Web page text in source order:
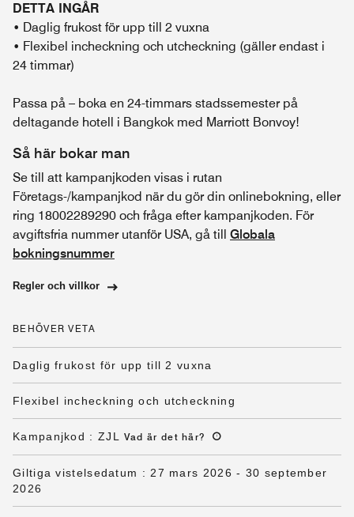
DETTA INGÅR
• Daglig frukost för upp till 2 vuxna
• Flexibel incheckning och utcheckning (gäller endast i
24 timmar)
Passa på – boka en 24-timmars stadssemester på
deltagande hotell i Bangkok med Marriott Bonvoy!
Så här bokar man
Se till att kampanjkoden visas i rutan
Företags-/kampanjkod när du gör din onlinebokning, eller
ring 18002289290 och fråga efter kampanjkoden. För
avgiftsfria nummer utanför USA, gå till Globala
bokningsnummer
Regler och villkor
BEHÖVER VETA
Daglig frukost för upp till 2 vuxna
Flexibel incheckning och utcheckning
Kampanjkod : ZJL Vad är det här?
Giltiga vistelsedatum : 27 mars 2026 - 30 september
2026